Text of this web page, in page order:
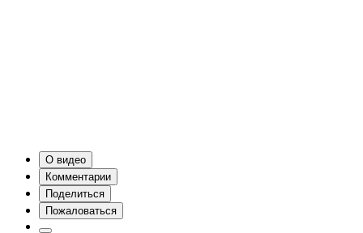
О видео
Комментарии
Поделиться
Пожаловаться